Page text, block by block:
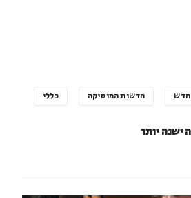
חדש חדשות המוסיקה כללי
ישנה יותר